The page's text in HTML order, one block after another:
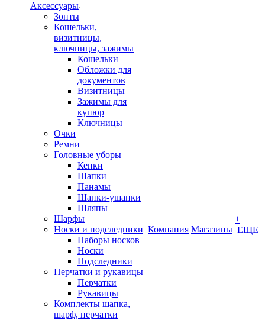
Аксессуары
Зонты
Кошельки,
визитницы,
ключницы, зажимы
Кошельки
Обложки для
документов
Визитницы
Зажимы для
купюр
Ключницы
Очки
Ремни
Головные уборы
Кепки
Шапки
Панамы
Шапки-ушанки
Шляпы
Шарфы
Носки и подследники
Наборы носков
Носки
Подследники
Перчатки и рукавицы
Перчатки
Рукавицы
Комплекты шапка,
шарф, перчатки
Компания Магазины
+
ЕЩЕ